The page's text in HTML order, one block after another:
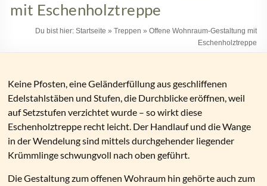
mit Eschenholztreppe
Du bist hier: Startseite » Treppen » Offene Wohnraum-Gestaltung mit
Eschenholztreppe
Keine Pfosten, eine Geländerfüllung aus geschliffenen
Edelstahlstäben und Stufen, die Durchblicke eröffnen, weil
auf Setzstufen verzichtet wurde – so wirkt diese
Eschenholztreppe recht leicht. Der Handlauf und die Wange
in der Wendelung sind mittels durchgehender liegender
Krümmlinge schwungvoll nach oben geführt.
Die Gestaltung zum offenen Wohraum hin gehörte auch zum